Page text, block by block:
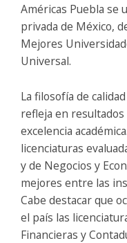
Américas Puebla se
privada de México,
Mejores
Universal.
La filosofía de
refleja en
excelencia
licenciaturas
y de Negocios y
mejores entre las
Cabe destacar que
el país las
Financieras y